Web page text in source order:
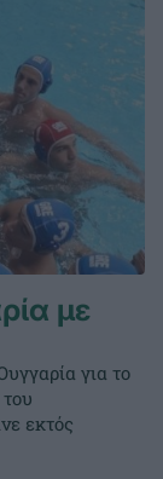
με
για το
εκτός